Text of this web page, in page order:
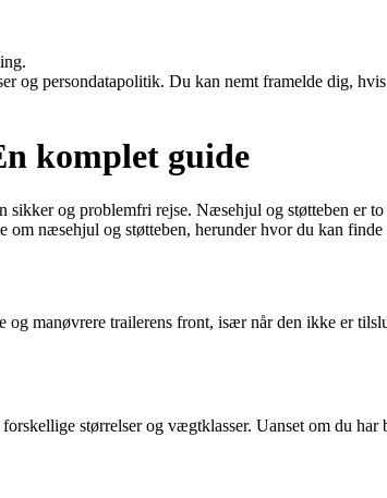
og persondatapolitik. Du kan nemt framelde dig,
komplet guide
og problemfri rejse. Næsehjul og støtteben er
næsehjul og støtteben, herunder hvor du kan
manøvrere trailerens front, især når den ikke er
størrelser og vægtklasser. Uanset om du